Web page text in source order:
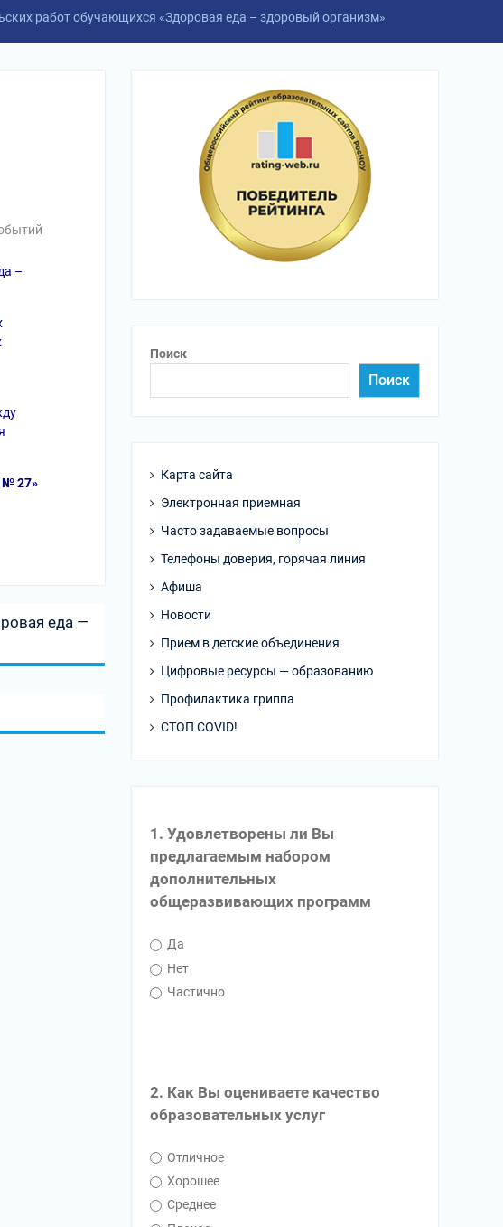
работ обучающихся «Здоровая еда – здоровый организм»
–
27»
еда —
Поиск
Поиск
Карта сайта
Электронная приемная
Часто задаваемые вопросы
Телефоны доверия, горячая линия
Афиша
Новости
Прием в детские объединения
Цифровые ресурсы — образованию
Профилактика гриппа
СТОП COVID!
1. Удовлетворены ли Вы
предлагаемым набором
дополнительных
общеразвивающих программ
Да
Нет
Частично
2. Как Вы оцениваете качество
образовательных услуг
Отличное
Хорошее
Среднее